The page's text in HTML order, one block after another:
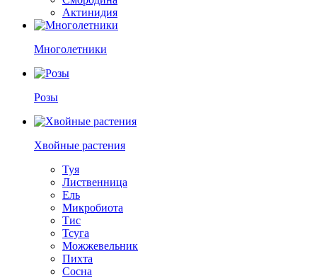
Актинидия
Многолетники
Розы
Хвойные растения
Туя
Лиственница
Ель
Микробиота
Тис
Тсуга
Можжевельник
Пихта
Сосна